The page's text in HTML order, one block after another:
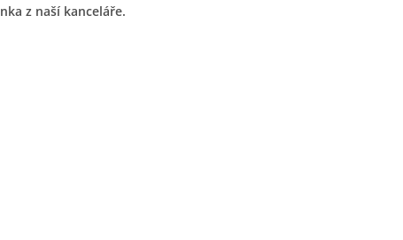
z naší kanceláře.